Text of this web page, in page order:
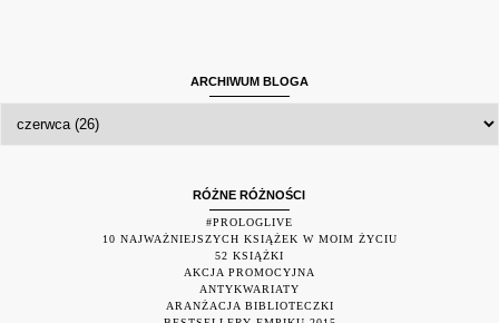
ARCHIWUM BLOGA
RÓŻNE RÓŻNOŚCI
#PROLOGLIVE
10 NAJWAŻNIEJSZYCH KSIĄŻEK W MOIM ŻYCIU
52 KSIĄŻKI
AKCJA PROMOCYJNA
ANTYKWARIATY
ARANŻACJA BIBLIOTECZKI